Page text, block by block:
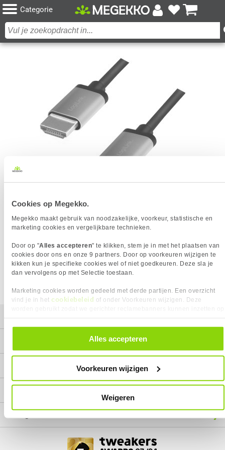
Cookies op Megekko.
Megekko maakt gebruik van noodzakelijke, voorkeur, statistische en
marketing cookies en vergelijkbare technieken.
Door op "Alles accepteren" te klikken, stem je in met het plaatsen van
cookies door ons en onze 9 partners. Door op voorkeuren wijzigen te
kikken kun je specifieke cookies wel of niet goedkeuren. Deze sla je
dan vervolgens op met Selectie toestaan.
Marketing cookies worden gedeeld met derde partijen. Een overzicht
vind je in het cookiebeleid of onder Voorkeuren wijzigen. Deze
alle cookies. Je kunt je gegeven toestemming altijd intrekken, dit doe je
door in de footer van onze website te klikken op ‘Cookievoorkeuren’
Alles accepteren
Voorkeuren wijzigen
Weigeren
Categorie
LOGILINK CHA0106 HDMI KABEL 3 M HDMI TYPE A
(STANDAARD) ZWART, GRIJS
Het product dat je zocht is helaas niet meer beschikbaar.
Wij doen ons uiterste best om al onze producten zo lang
mogelijk leverbaar te houden.
Helaas is dit product op dit
moment bij geen van onze leveranciers leverbaar.
We helpen je graag met een ander product uit de categorie